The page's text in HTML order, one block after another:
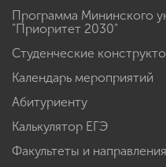
Программа Мининского
"Приоритет 2030"
Студенческие
Календарь мероприятий
Абитуриенту
Калькулятор ЕГЭ
Факультеты и направления